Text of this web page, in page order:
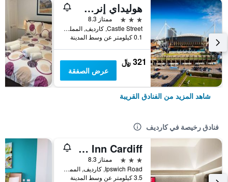
هوليداي إنرس ك رندايف سيايتت تج باي ايتش جي
3 نجوم
ممتاز 8.3
Castle Street, كارديف, المملكة المتحدة
0.1 كيلومتر عن وسط المدينة
321 ﷼
عرض الصفقة
شاهد المزيد من الفنادق القريبة
فنادق رخيصة في كارديف
Zip By Premier Inn Cardiff
3 نجوم
ممتاز 8.3
Ipswich Road, كارديف, المملكة المتحدة
3.5 كيلومتر عن وسط المدينة